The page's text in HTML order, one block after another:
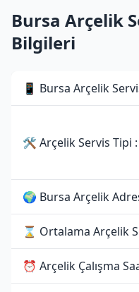
Bursa Arçelik
Bilgileri
📱 Bursa Arçelik
🛠 Arçelik Servis Tipi :
🌍 Bursa Arçelik
⌛ Ortalama Arçelik
⏰ Arçelik Çalışma